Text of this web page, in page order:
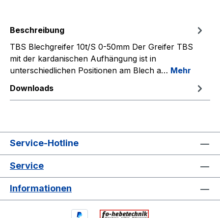
Beschreibung
TBS Blechgreifer 10t/S 0-50mm Der Greifer TBS
mit der kardanischen Aufhängung ist in
unterschiedlichen Positionen am Blech a… Mehr
Downloads
Service-Hotline
Service
Informationen